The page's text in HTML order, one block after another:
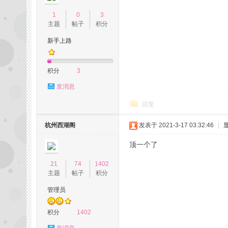
1
主题
0
帖子
3
积分
新手上路
积分 3
发消息
回复
杭州西湖阁
21
主题
74
帖子
1402
积分
管理员
积分 1402
发表于 2021-3-17 03:32:46
顶一个了